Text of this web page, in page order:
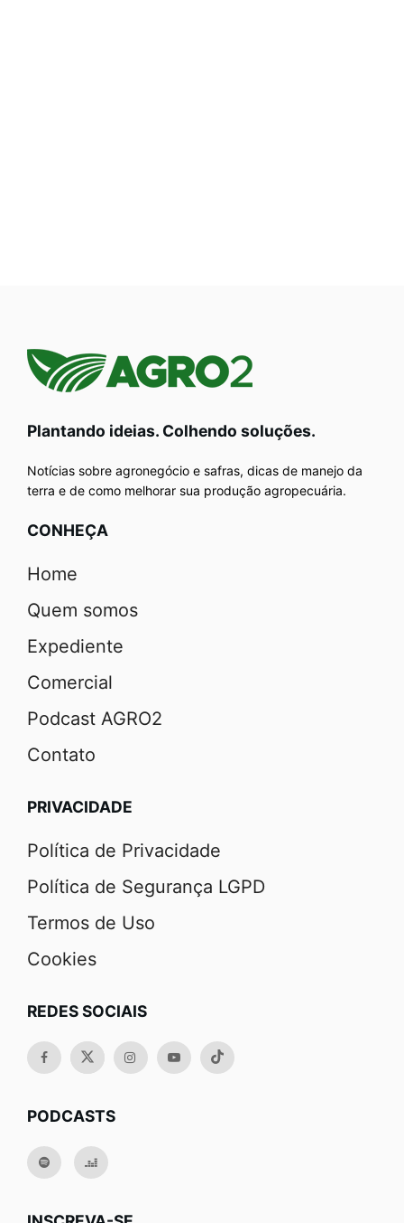
Plantando ideias. Colhendo soluções.
Notícias sobre agronegócio e safras, dicas de manejo da
terra e de como melhorar sua produção agropecuária.
CONHEÇA
Home
Quem somos
Expediente
Comercial
Podcast AGRO2
Contato
PRIVACIDADE
Política de Privacidade
Política de Segurança LGPD
Termos de Uso
Cookies
REDES SOCIAIS
PODCASTS